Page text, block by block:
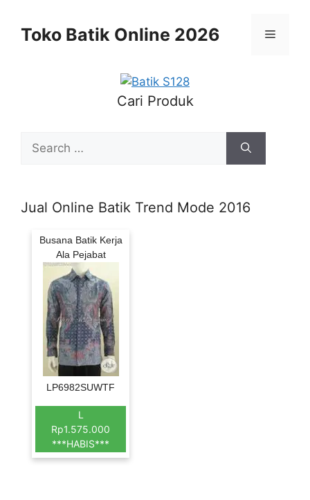
contentToko Batik Online 2026 Menu
Cari Produk
for:
Jual Online Batik Trend Mode 2016
Busana Batik Kerja
Ala Pejabat
LP6982SUWTF
L
Rp1.575.000
***HABIS***